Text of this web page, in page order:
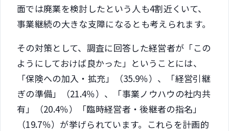
面では廃業を検討したという人も4割近くいて、
事業継続の大きな支障になるとも考えられます。
その対策として、調査に回答した経営者が「この
ようにしておけば良かった」ということには、
「保険への加入・拡充」（35.9％）、「経営引継
ぎの準備」（21.4％）、「事業ノウハウの社内共
有」（20.4％）「臨時経営者・後継者の指名」
（19.7％）が挙げられています。これらを計画的